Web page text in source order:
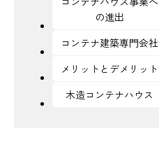
の進出
コンテナ建築専門会社
メリットとデメリット
木造コンテナハウス